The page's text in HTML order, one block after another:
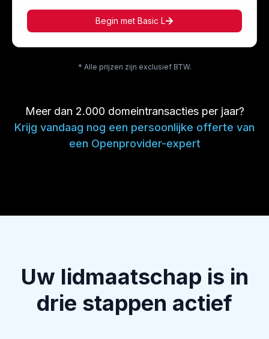
Begin met Basic L
* Alle prijzen zijn exclusief BTW.
Meer dan 2.000 domeintransacties per jaar?
Krijg vandaag nog een persoonlijke offerte van
een Openprovider-expert
Uw lidmaatschap is in
drie stappen actief